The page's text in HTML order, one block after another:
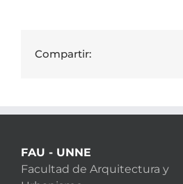
Compartir:
FAU - UNNE
Facultad de Arquitectura y